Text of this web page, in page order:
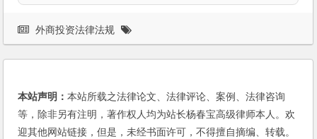
外商投资法律法规
本站声明：本站所载之法律论文、法律评论、案例、法律咨询
等，除非另有注明，著作权人均为站长杨春宝高级律师本人。欢
迎其他网站链接，但是，未经书面许可，不得擅自摘编、转载。